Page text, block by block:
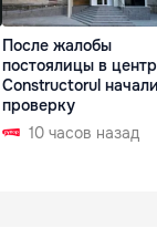
После жалобы
постоялицы в
Constructorul начали
проверку
10 часов назад